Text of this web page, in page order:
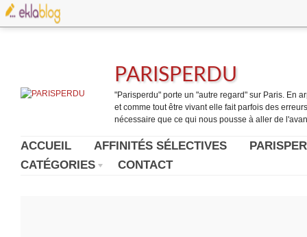
PARISPERDU
"Parisperdu" porte un "autre regard" sur Paris. En
et comme tout être vivant elle fait parfois des
nécessaire que ce qui nous pousse à aller de
ACCUEIL AFFINITÉS SÉLECTIVES
CATÉGORIES
CONTACT